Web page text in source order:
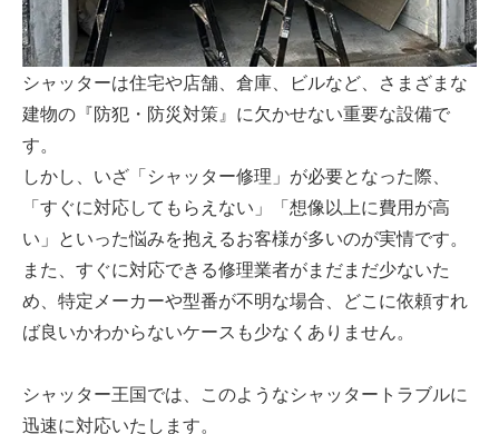
シャッターは住宅や店舗、倉庫、ビルなど、さまざまな
建物の『防犯・防災対策』に欠かせない重要な設備で
す。
しかし、いざ「シャッター修理」が必要となった際、
「すぐに対応してもらえない」「想像以上に費用が高
い」といった悩みを抱えるお客様が多いのが実情です。
また、すぐに対応できる修理業者がまだまだ少ないた
め、特定メーカーや型番が不明な場合、どこに依頼すれ
ば良いかわからないケースも少なくありません。
シャッター王国では、このようなシャッタートラブルに
迅速に対応いたします。